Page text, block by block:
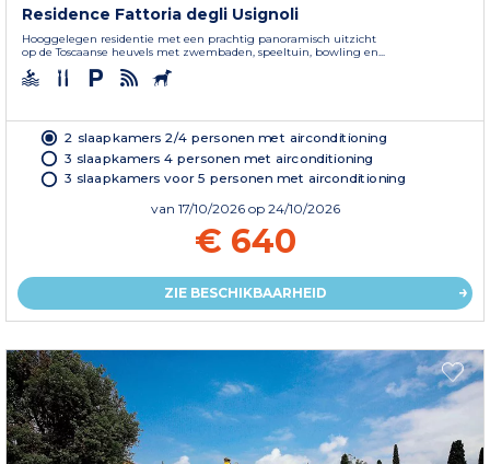
Residence Fattoria degli Usignoli
Hooggelegen residentie met een prachtig panoramisch uitzicht
op de Toscaanse heuvels met zwembaden, speeltuin, bowling en...
2 slaapkamers 2/4 personen met airconditioning
3 slaapkamers 4 personen met airconditioning
3 slaapkamers voor 5 personen met airconditioning
van 17/10/2026 op 24/10/2026
€ 640
ZIE BESCHIKBAARHEID